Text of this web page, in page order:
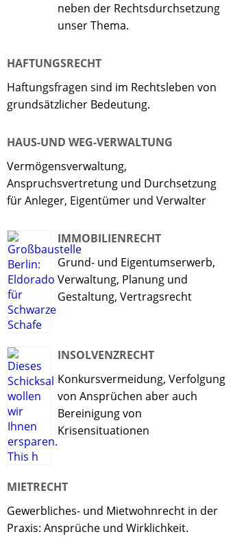
neben der Rechtsdurchsetzung
unser Thema.
HAFTUNGSRECHT
Haftungsfragen sind im Rechtsleben von
grundsätzlicher Bedeutung.
HAUS-UND WEG-VERWALTUNG
Vermögensverwaltung,
Anspruchsvertretung und Durchsetzung
für Anleger, Eigentümer und Verwalter
IMMOBILIENRECHT
Grund- und Eigentumserwerb,
Verwaltung, Planung und
Gestaltung, Vertragsrecht
INSOLVENZRECHT
Konkursvermeidung, Verfolgung
von Ansprüchen aber auch
Bereinigung von
Krisensituationen
MIETRECHT
Gewerbliches- und Mietwohnrecht in der
Praxis: Ansprüche und Wirklichkeit.